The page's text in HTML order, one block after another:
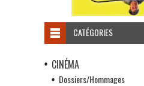
CATÉGORIES
CINÉMA
Dossiers/Hommages